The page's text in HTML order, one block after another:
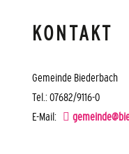
KONTAKT
Gemeinde Biederbach
Tel.: 07682/9116-0
E-Mail: